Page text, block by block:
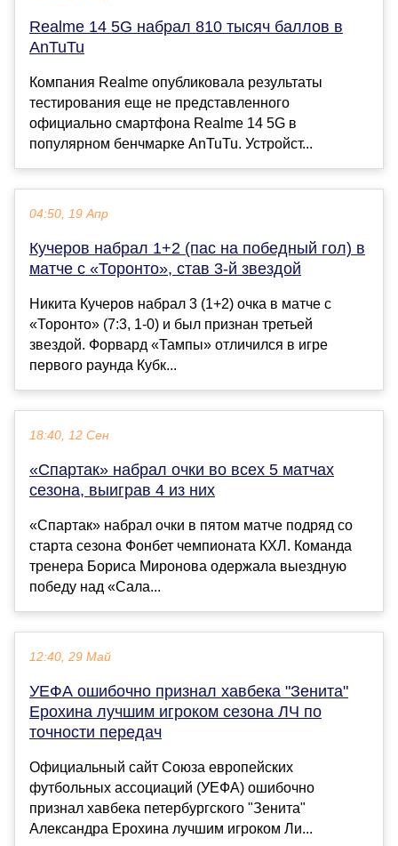
Realme 14 5G набрал 810 тысяч баллов в
AnTuTu
Компания Realme опубликовала результаты
тестирования еще не представленного
официально смартфона Realme 14 5G в
популярном бенчмарке AnTuTu. Устройст...
04:50, 19 Апр
Кучеров набрал 1+2 (пас на победный гол) в
матче с «Торонто», став 3-й звездой
Никита Кучеров набрал 3 (1+2) очка в матче с
«Торонто» (7:3, 1-0) и был признан третьей
звездой. Форвард «Тампы» отличился в игре
первого раунда Кубк...
18:40, 12 Сен
«Спартак» набрал очки во всех 5 матчах
сезона, выиграв 4 из них
«Спартак» набрал очки в пятом матче подряд со
старта сезона Фонбет чемпионата КХЛ. Команда
тренера Бориса Миронова одержала выездную
победу над «Сала...
12:40, 29 Май
УЕФА ошибочно признал хавбека "Зенита"
Ерохина лучшим игроком сезона ЛЧ по
точности передач
Официальный сайт Союза европейских
футбольных ассоциаций (УЕФА) ошибочно
признал хавбека петербургского "Зенита"
Александра Ерохина лучшим игроком Ли...